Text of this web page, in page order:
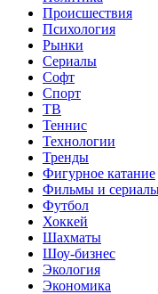
Происшествия
Психология
Рынки
Сериалы
Софт
Спорт
ТВ
Теннис
Технологии
Тренды
Фигурное катание
Фильмы и
Футбол
Хоккей
Шахматы
Шоу-бизнес
Экология
Экономика